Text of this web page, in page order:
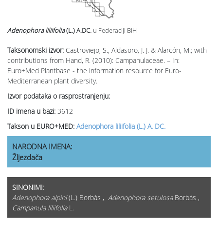
Taksonomski izvor: Castroviejo, S., Aldasoro, J. J. & Alarcón, M.; with
contributions from Hand, R. (2010): Campanulaceae. – In:
Euro+Med Plantbase - the information resource for Euro-
Mediterranean plant diversity.
Izvor podataka o rasprostranjenju:
ID imena u bazi: 3612
Takson u EURO+MED: Adenophora liliifolia (L.) A. DC.
Adenophora liliifolia(L.) A.DC. u Federaciji BiH
NARODNA IMENA:
Žljezdača
SINONIMI:
Adenophora alpini(L.) Borbás , Adenophora setulosa Borbás ,
Campanula liliifolia L.